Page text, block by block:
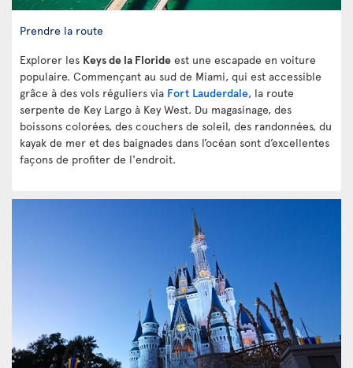
Prendre la route
Explorer les Keys de la Floride est une escapade en voiture
populaire. Commençant au sud de Miami, qui est accessible
grâce à des vols réguliers via Fort Lauderdale, la route
serpente de Key Largo à Key West. Du magasinage, des
boissons colorées, des couchers de soleil, des randonnées, du
kayak de mer et des baignades dans l’océan sont d’excellentes
façons de profiter de l'endroit.